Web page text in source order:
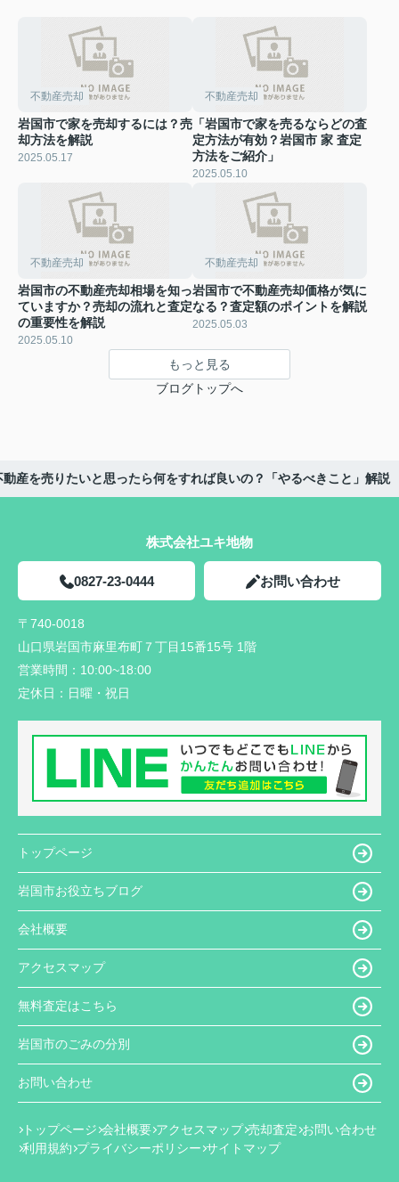
不動産売却
岩国市で家を売却するには？売
却方法を解説
2025.05.17
不動産売却
「岩国市で家を売るならどの査
定方法が有効？岩国市 家 査定
方法をご紹介」
2025.05.10
不動産売却
岩国市の不動産売却相場を知っ
ていますか？売却の流れと査定
の重要性を解説
2025.05.10
不動産売却
岩国市で不動産売却価格が気に
なる？査定額のポイントを解説
2025.05.03
もっと見る
ブログトップへ
動産を売りたいと思ったら何をすれば良いの？「やるべきこと」解説
株式会社ユキ地物
0827-23-0444 お問い合わせ
〒740-0018
山口県岩国市麻里布町７丁目15番15号 1階
営業時間： 10:00~18:00
定休日： 日曜・祝日
トップページ
岩国市お役立ちブログ
会社概要
アクセスマップ
無料査定はこちら
岩国市のごみの分別
お問い合わせ
トップページ 会社概要 アクセスマップ 売却査定 お問い合わせ
利用規約 プライバシーポリシー サイトマップ